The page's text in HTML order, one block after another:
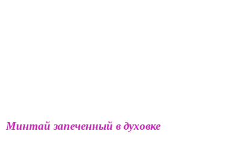
Минтай запеченный в духовке